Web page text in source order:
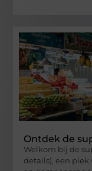
Ontdek de
Welkom bij de
details), een